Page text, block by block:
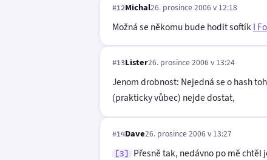
#12Michal26. prosince 2006 v 12:18
Možná se někomu bude hodit softíkI
#13Lister26. prosince 2006 v 13:24
Jenom drobnost: Nejedná se o hash
(prakticky vůbec) nejde dostat,
#14Dave26. prosince 2006 v 13:27
[3]
Přesně tak, nedávno po mě